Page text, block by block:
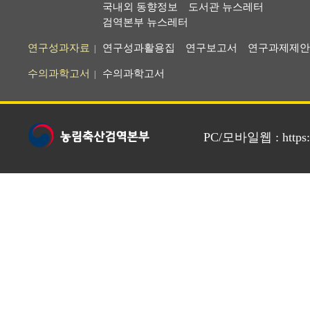
국내외 동향정보
도서관 뉴스레터
검역본부 뉴스레터
연구성과자료 연구성과활용집 연구보고서 연구과제제
수의과학고서 수의과학고서
PC/모바일웹 :